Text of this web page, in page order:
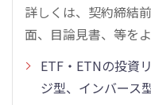
詳しくは、契約締結
面、目論見書、等を
ETF・ETNの投資
ジ型、インバース